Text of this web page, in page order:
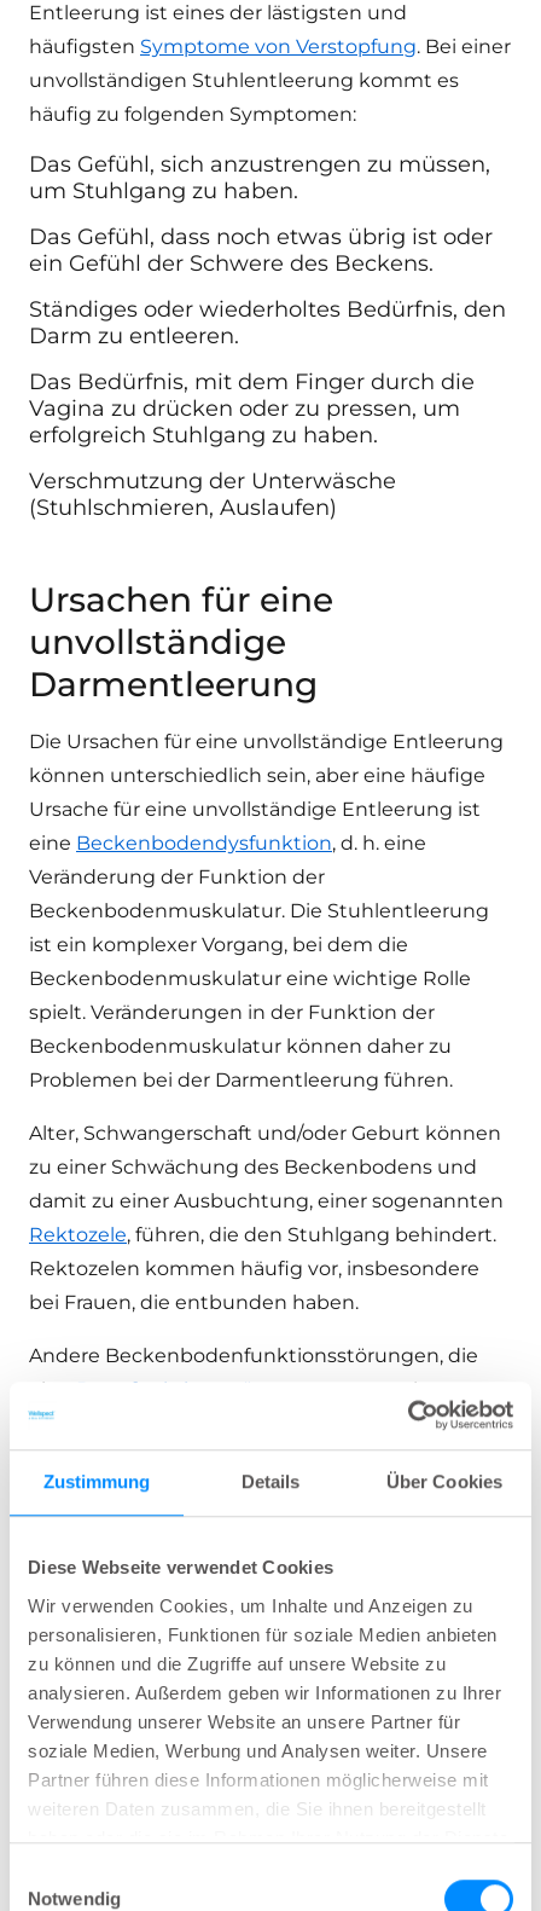
Zustimmung Details Über Cookies
Diese Webseite verwendet Cookies
Wir verwenden Cookies, um Inhalte und Anzeigen zu
personalisieren, Funktionen für soziale Medien anbieten
zu können und die Zugriffe auf unsere Website zu
analysieren. Außerdem geben wir Informationen zu Ihrer
Verwendung unserer Website an unsere Partner für
soziale Medien, Werbung und Analysen weiter. Unsere
Partner führen diese Informationen möglicherweise mit
weiteren Daten zusammen, die Sie ihnen bereitgestellt
haben oder die sie im Rahmen Ihrer Nutzung der Dienste
Notwendig
Entleerung ist eines der lästigsten und
häufigsten Symptome von Verstopfung. Bei einer
unvollständigen Stuhlentleerung kommt es
häufig zu folgenden Symptomen:
Das Gefühl, sich anzustrengen zu müssen,
um Stuhlgang zu haben.
Das Gefühl, dass noch etwas übrig ist oder
ein Gefühl der Schwere des Beckens.
Ständiges oder wiederholtes Bedürfnis, den
Darm zu entleeren.
Das Bedürfnis, mit dem Finger durch die
Vagina zu drücken oder zu pressen, um
erfolgreich Stuhlgang zu haben.
Verschmutzung der Unterwäsche
(Stuhlschmieren, Auslaufen)
Ursachen für eine
unvollständige
Darmentleerung
Die Ursachen für eine unvollständige Entleerung
können unterschiedlich sein, aber eine häufige
Ursache für eine unvollständige Entleerung ist
eine Beckenbodendysfunktion, d. h. eine
Veränderung der Funktion der
Beckenbodenmuskulatur. Die Stuhlentleerung
ist ein komplexer Vorgang, bei dem die
Beckenbodenmuskulatur eine wichtige Rolle
spielt. Veränderungen in der Funktion der
Beckenbodenmuskulatur können daher zu
Problemen bei der Darmentleerung führen.
Alter, Schwangerschaft und/oder Geburt können
zu einer Schwächung des Beckenbodens und
damit zu einer Ausbuchtung, einer sogenannten
Rektozele, führen, die den Stuhlgang behindert.
Rektozelen kommen häufig vor, insbesondere
bei Frauen, die entbunden haben.
Andere Beckenbodenfunktionsstörungen, die
eine
Darmfunktionsstörungen
verursachen
können, sind der Rektumprolaps (wenn ein Teil
des Rektums durch den Anus herausfällt) und
das obstruktive Defäkationssyndrom (eine
funktionelle Darmestörung, die durch
Schwierigkeiten bei der Darmentleerung
sich zu entleeren, wenn man das Bedürfnis
verspürt, oder nicht ausreichend entleeren zu
können).
Behandlungbei
unvollständiger